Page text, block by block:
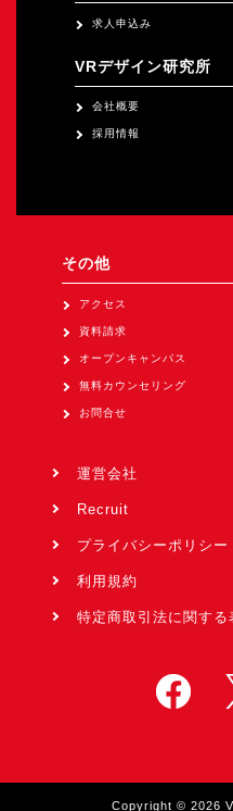
求人申込み
VRデザイン研究所
会社概要
採用情報
その他
アクセス
資料請求
オープンキャンパス
無料カウンセリング
お問合せ
運営会社
Recruit
プライバシーポリシー
利用規約
特定商取引法に関する
Copyright © 2026